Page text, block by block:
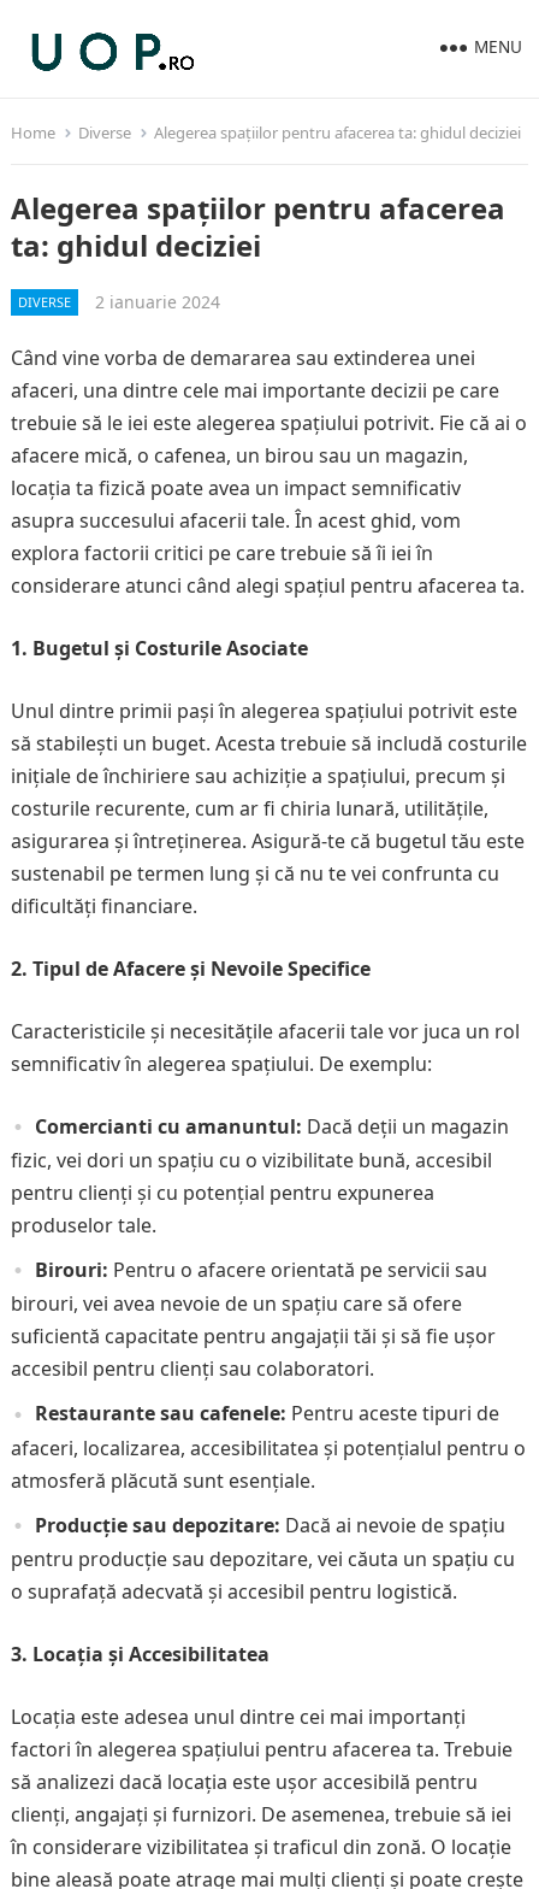
MENU
Home Diverse Alegerea spațiilor pentru afacerea ta: ghidul deciziei
Alegerea spațiilor pentru afacerea
ta: ghidul deciziei
DIVERSE 2 ianuarie 2024
Când vine vorba de demararea sau extinderea unei
afaceri, una dintre cele mai importante decizii pe care
trebuie să le iei este alegerea spațiului potrivit. Fie că ai o
afacere mică, o cafenea, un birou sau un magazin,
locația ta fizică poate avea un impact semnificativ
asupra succesului afacerii tale. În acest ghid, vom
explora factorii critici pe care trebuie să îi iei în
considerare atunci când alegi spațiul pentru afacerea ta.
1. Bugetul și Costurile Asociate
Unul dintre primii pași în alegerea spațiului potrivit este
să stabilești un buget. Acesta trebuie să includă costurile
inițiale de închiriere sau achiziție a spațiului, precum și
costurile recurente, cum ar fi chiria lunară, utilitățile,
asigurarea și întreținerea. Asigură-te că bugetul tău este
sustenabil pe termen lung și că nu te vei confrunta cu
dificultăți financiare.
2. Tipul de Afacere și Nevoile Specifice
Caracteristicile și necesitățile afacerii tale vor juca un rol
semnificativ în alegerea spațiului. De exemplu:
Comercianti cu amanuntul: Dacă deții un magazin
fizic, vei dori un spațiu cu o vizibilitate bună, accesibil
pentru clienți și cu potențial pentru expunerea
produselor tale.
Birouri: Pentru o afacere orientată pe servicii sau
birouri, vei avea nevoie de un spațiu care să ofere
suficientă capacitate pentru angajații tăi și să fie ușor
accesibil pentru clienți sau colaboratori.
Restaurante sau cafenele: Pentru aceste tipuri de
afaceri, localizarea, accesibilitatea și potențialul pentru o
atmosferă plăcută sunt esențiale.
Producție sau depozitare: Dacă ai nevoie de spațiu
pentru producție sau depozitare, vei căuta un spațiu cu
o suprafață adecvată și accesibil pentru logistică.
3. Locația și Accesibilitatea
Locația este adesea unul dintre cei mai importanți
factori în alegerea spațiului pentru afacerea ta. Trebuie
să analizezi dacă locația este ușor accesibilă pentru
clienți, angajați și furnizori. De asemenea, trebuie să iei
în considerare vizibilitatea și traficul din zonă. O locație
bine aleasă poate atrage mai mulți clienți și poate crește